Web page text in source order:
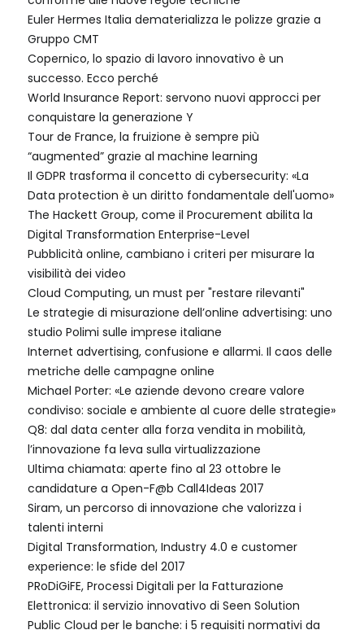
Euler Hermes Italia dematerializza le polizze grazie a
Gruppo CMT
Copernico, lo spazio di lavoro innovativo è un
successo. Ecco perché
World Insurance Report: servono nuovi approcci per
conquistare la generazione Y
Tour de France, la fruizione è sempre più
“augmented” grazie al machine learning
Il GDPR trasforma il concetto di cybersecurity: «La
Data protection è un diritto fondamentale dell'uomo»
The Hackett Group, come il Procurement abilita la
Digital Transformation Enterprise-Level
Pubblicità online, cambiano i criteri per misurare la
visibilità dei video
Cloud Computing, un must per "restare rilevanti"
Le strategie di misurazione dell’online advertising: uno
studio Polimi sulle imprese italiane
Internet advertising, confusione e allarmi. Il caos delle
metriche delle campagne online
Michael Porter: «Le aziende devono creare valore
condiviso: sociale e ambiente al cuore delle strategie»
Q8: dal data center alla forza vendita in mobilità,
l’innovazione fa leva sulla virtualizzazione
Ultima chiamata: aperte fino al 23 ottobre le
candidature a Open-F@b Call4Ideas 2017
Siram, un percorso di innovazione che valorizza i
talenti interni
Digital Transformation, Industry 4.0 e customer
experience: le sfide del 2017
PRoDiGiFE, Processi Digitali per la Fatturazione
Elettronica: il servizio innovativo di Seen Solution
Public Cloud per le banche: i 5 requisiti normativi da